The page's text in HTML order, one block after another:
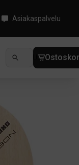
Asiakaspalvelu
UUTUUDET